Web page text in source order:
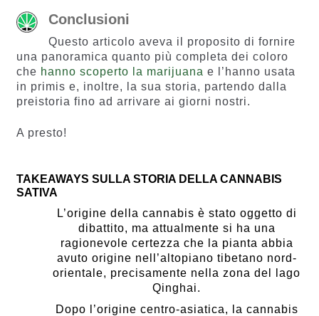
Conclusioni
Questo articolo aveva il proposito di fornire
una panoramica quanto più completa dei coloro
che hanno scoperto la marijuana e l’hanno usata
in primis e, inoltre, la sua storia, partendo dalla
preistoria fino ad arrivare ai giorni nostri.
A presto!
TAKEAWAYS SULLA STORIA DELLA CANNABIS
SATIVA
L’origine della cannabis è stato oggetto di
dibattito, ma attualmente si ha una
ragionevole certezza che la pianta abbia
avuto origine nell’altopiano tibetano nord-
orientale, precisamente nella zona del lago
Qinghai.
Dopo l’origine centro-asiatica, la cannabis